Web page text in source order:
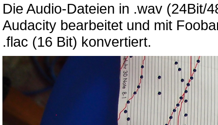
Die Audio-Dateien in .wav (24Bit/
Audacity bearbeitet und mit
.flac (16 Bit) konvertiert.